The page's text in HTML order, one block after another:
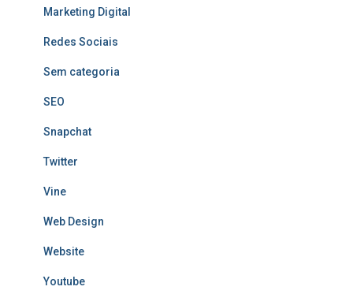
Marketing Digital
Redes Sociais
Sem categoria
SEO
Snapchat
Twitter
Vine
Web Design
Website
Youtube